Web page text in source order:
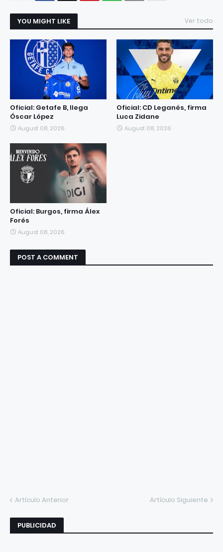
YOU MIGHT LIKE Ver todo
Oficial: Getafe B, llega
Óscar López
August 08, 2026
Oficial: CD Leganés, firma
Luca Zidane
August 08, 2026
Oficial: Burgos, firma Álex
Forés
August 08, 2026
POST A COMMENT
Artículo Anterior Artículo Siguiente
PUBLICIDAD